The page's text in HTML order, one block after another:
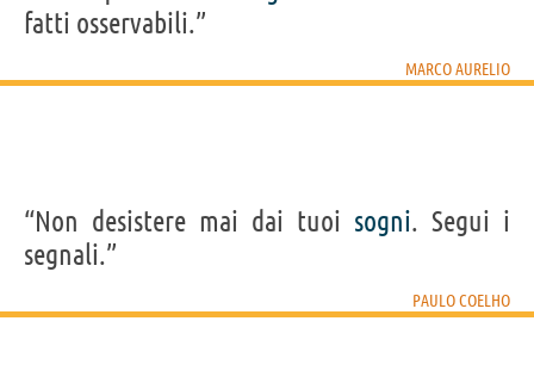
fatti osservabili.”
MARCO AURELIO
“Non desistere mai dai tuoi sogni. Segui i
segnali.”
PAULO COELHO